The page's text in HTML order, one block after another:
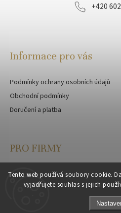
Tento web používá soubory cookie.
vyjadřujete souhlas s jejich
+420
Informace pro vás
Podmínky ochrany osobních údajů
Obchodní podmínky
Doručení a platba
PRO FIRMY
Velkoobchod
Zakázková výroba